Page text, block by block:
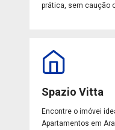
prática, sem caução
Spazio Vitta
Encontre o imóvei
Apartamentos em